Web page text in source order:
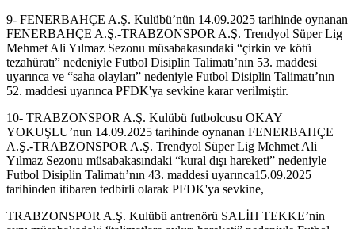
9- FENERBAHÇE A.Ş. Kulübü’nün 14.09.2025 tarihinde oynanan
FENERBAHÇE A.Ş.-TRABZONSPOR A.Ş. Trendyol Süper Lig
Mehmet Ali Yılmaz Sezonu müsabakasındaki “çirkin ve kötü
tezahüratı” nedeniyle Futbol Disiplin Talimatı’nın 53. maddesi
uyarınca ve “saha olayları” nedeniyle Futbol Disiplin Talimatı’nın
52. maddesi uyarınca PFDK'ya sevkine karar verilmiştir.
10- TRABZONSPOR A.Ş. Kulübü futbolcusu OKAY
YOKUŞLU’nun 14.09.2025 tarihinde oynanan FENERBAHÇE
A.Ş.-TRABZONSPOR A.Ş. Trendyol Süper Lig Mehmet Ali
Yılmaz Sezonu müsabakasındaki “kural dışı hareketi” nedeniyle
Futbol Disiplin Talimatı’nın 43. maddesi uyarınca15.09.2025
tarihinden itibaren tedbirli olarak PFDK'ya sevkine,
TRABZONSPOR A.Ş. Kulübü antrenörü SALİH TEKKE’nin